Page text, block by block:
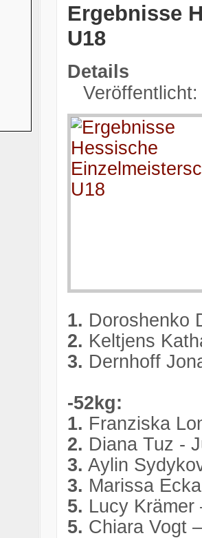
Ergebnisse
U18
Details
1. Doroshenko
2. Keltjens
3. Dernhoff
-52kg:
1. Franziska
2. Diana Tuz -
3. Aylin
3. Marissa
5. Lucy Krämer
5. Chiara Vogt